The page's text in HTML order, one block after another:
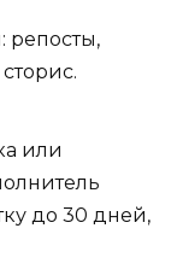
репосты,
или
до 30 дней,